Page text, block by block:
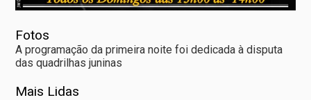
Fotos
A programação da primeira noite foi dedicada à disputa
das quadrilhas juninas
Mais Lidas